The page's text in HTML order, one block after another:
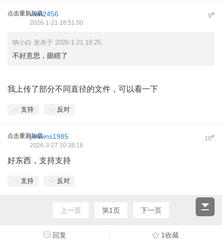
点击重新加载 9#
wen2456
2026-1-21 18:51:00
呐小白 发表于 2026-1-21 18:25
不好意思，眼瞎了
我上传了部分不同直径的文件，可以看一下
支持 反对
点击重新加载 10#
jimwins1985
2026-3-27 10:38:16
好东西，支持支持
支持 反对
上一页 第1页 下一页
回复 1收藏